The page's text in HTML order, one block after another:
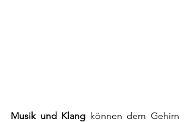
Musik und Klang können dem Gehirn